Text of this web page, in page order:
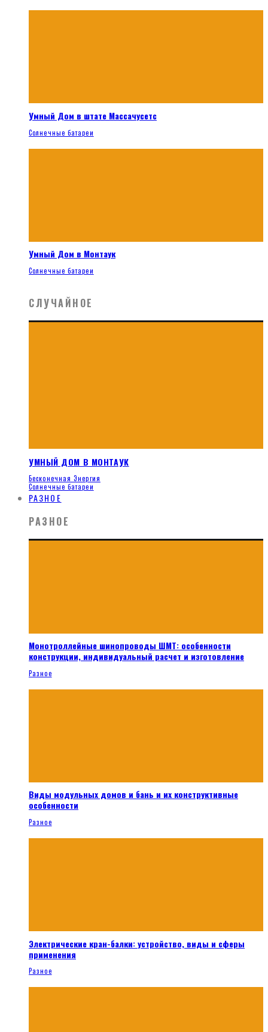
Умный Дом в штате Массачусетс
Солнечные батареи
Умный Дом в Монтаук
Солнечные батареи
СЛУЧАЙНОЕ
УМНЫЙ ДОМ В МОНТАУК
Бесконечная Энергия
Солнечные батареи
РАЗНОЕ
РАЗНОЕ
Монотроллейные шинопроводы ШМТ: особенности
конструкции, индивидуальный расчет и изготовление
Разное
Виды модульных домов и бань и их конструктивные
особенности
Разное
Электрические кран-балки: устройство, виды и сферы
применения
Разное